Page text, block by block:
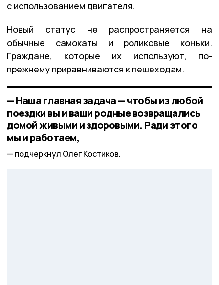
с использованием двигателя.
Новый статус не распространяется на
обычные самокаты и роликовые коньки.
Граждане, которые их используют, по-
прежнему приравниваются к пешеходам.
— Наша главная задача — чтобы из любой
поездки вы и ваши родные возвращались
домой живыми и здоровыми. Ради этого
мы и работаем,
подчеркнул Олег Костиков.